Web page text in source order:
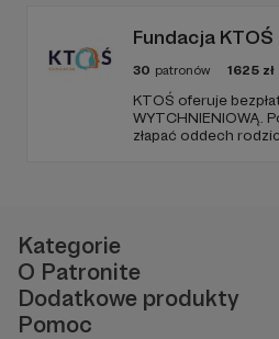
Fundacja KTOŚ
30 patronów 1625 zł
KTOŚ oferuje
WYTCHNIENIOWĄ.
złapać oddech
Kategorie
O Patronite
Dodatkowe produkty
Pomoc